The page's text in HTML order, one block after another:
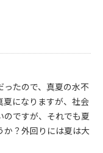
ったので、真夏の水不
夏になりますが、社会
ですが、それでも夏
か？外回りには夏は大